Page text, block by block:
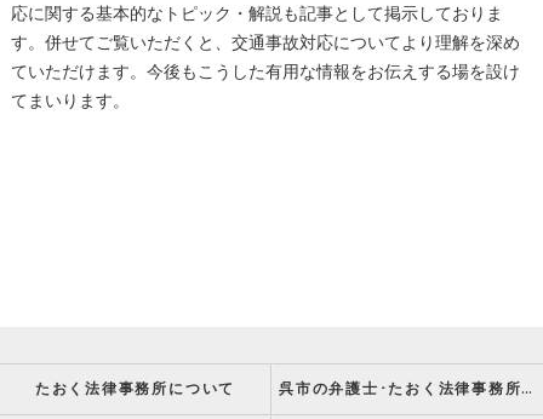
応に関する基本的なトピック・解説も記事として掲示しておりま
す。併せてご覧いただくと、交通事故対応についてより理解を深め
ていただけます。今後もこうした有用な情報をお伝えする場を設け
てまいります。
たおく法律事務所について 呉市の弁護士･たおく法律事務所の強み